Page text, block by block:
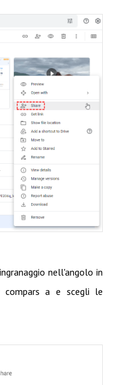
nell'angolo in
a e scegli le